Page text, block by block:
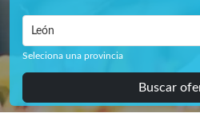
León
Seleciona una provincia
Buscar